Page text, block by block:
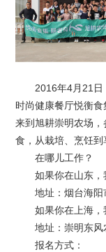
2016年4月21日，
时尚健康餐厅悦衡
来到旭耕崇明农场
食，从栽培、烹饪到
在哪儿工作？
如果你在山东，
地址：烟台海阳
如果你在上海，
地址：崇明东风
报名方式：